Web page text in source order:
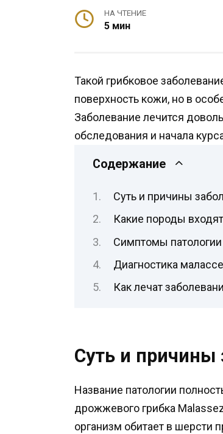
НА ЧТЕНИЕ
5 мин
Такой грибковое
поверхность кожи, но в
Заболевание лечится
обследования и начала
Содержание
Суть и причины
Какие породы
Симптомы патологии
Диагностика
Как лечат
Суть и причины
Название патологии
дрожжевого грибка
организм обитает в шерсти